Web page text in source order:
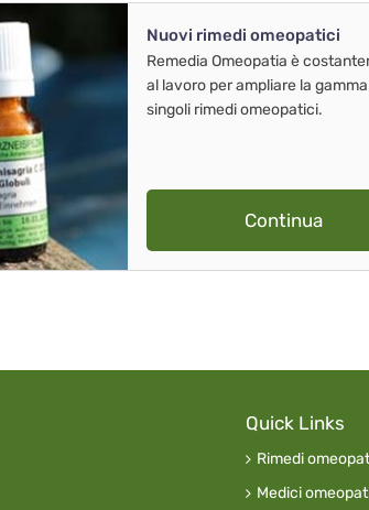
Nuovi rimedi omeopatici
Remedia Omeopatia è
al lavoro per ampliare la
singoli rimedi omeopatici.
Continua
Quick Links
Rimedi
Medici